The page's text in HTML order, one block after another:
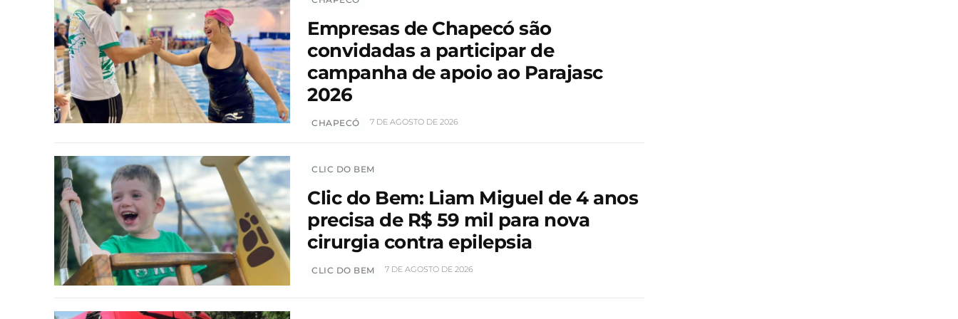
Empresas de Chapecó são
convidadas a participar de
campanha de apoio ao Parajasc
2026
CHAPECÓ 7 DE AGOSTO DE 2026
CLIC DO BEM
Clic do Bem: Liam Miguel de 4 anos
precisa de R$ 59 mil para nova
cirurgia contra epilepsia
CLIC DO BEM 7 DE AGOSTO DE 2026